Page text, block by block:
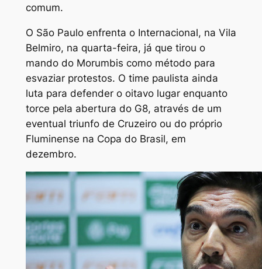
comum.
O São Paulo enfrenta o Internacional, na Vila
Belmiro, na quarta-feira, já que tirou o
mando do Morumbis como método para
esvaziar protestos. O time paulista ainda
luta para defender o oitavo lugar enquanto
torce pela abertura do G8, através de um
eventual triunfo de Cruzeiro ou do próprio
Fluminense na Copa do Brasil, em
dezembro.